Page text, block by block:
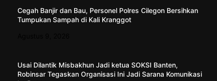
Cegah Banjir dan Bau, Personel Polres Cilegon Bersihkan
Tumpukan Sampah di Kali Kranggot
Usai Dilantik Misbakhun Jadi ketua SOKSI Banten,
Robinsar Tegaskan Organisasi Ini Jadi Sarana Komunikasi